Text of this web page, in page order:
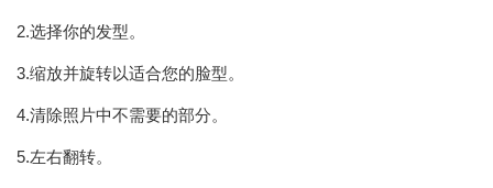
2.选择你的发型。
3.缩放并旋转以适合您的脸型。
4.清除照片中不需要的部分。
5.左右翻转。